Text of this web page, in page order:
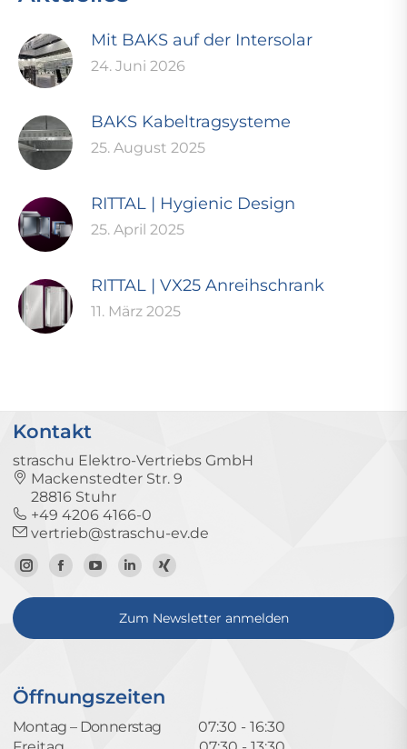
Mit BAKS auf der Intersolar
24. Juni 2026
BAKS Kabeltragsysteme
25. August 2025
RITTAL | Hygienic Design
25. April 2025
RITTAL | VX25 Anreihschrank
11. März 2025
Kontakt
straschu Elektro-Vertriebs GmbH
Mackenstedter Str. 9
28816 Stuhr
+49 4206 4166-0
vertrieb@straschu-ev.de
Zum
Instagram-
Zur
Facebook-
Zum
YouTube-
Kanal
Zum
LinkedIn-
Profil
Zum
Xing-
Profil
Zum Newsletter anmelden
Öffnungszeiten
Montag – Donnerstag
07:30 - 16:30